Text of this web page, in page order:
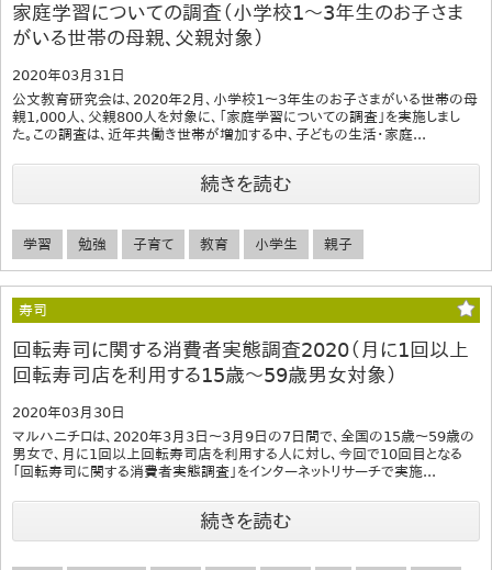
家庭学習についての調査（小学校1～3年生のお子さま
がいる世帯の母親、父親対象）
2020年03月31日
公文教育研究会は、2020年2月、小学校1～3年生のお子さまがいる世帯の母
親1,000人、父親800人を対象に、「家庭学習についての調査」を実施しまし
た。この調査は、近年共働き世帯が増加する中、子どもの生活・家庭...
続きを読む
学習 勉強 子育て 教育 小学生 親子
寿司
回転寿司に関する消費者実態調査2020（月に1回以上
回転寿司店を利用する15歳～59歳男女対象）
2020年03月30日
マルハニチロは、2020年3月3日～3月9日の7日間で、全国の15歳～59歳の
男女で、月に1回以上回転寿司店を利用する人に対し、今回で10回目となる
「回転寿司に関する消費者実態調査」をインターネットリサーチで実施...
続きを読む